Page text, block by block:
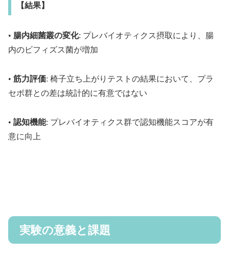
【結果】
• 腸内細菌叢の変化: プレバイオティクス摂取により、腸
内のビフィズス菌が増加
• 筋力評価: 椅子立ち上がりテストの結果において、プラ
セボ群との差は統計的に有意ではない
• 認知機能: プレバイオティクス群で認知機能スコアが有
意に向上
実験の意義と課題